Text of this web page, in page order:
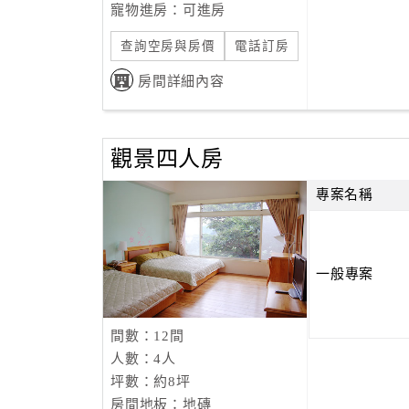
寵物進房：可進房
查詢空房與房價 電話訂房
房間詳細內容
觀景四人房
間數：12間
人數：4人
坪數：約8坪
房間地板：地磚
專案名稱
一般專案